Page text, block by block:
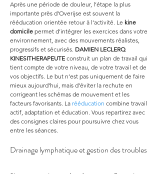
Après une période de douleur, l’étape la plus
importante près d’Overijse est souvent la
rééducation orientée retour à l’activité. Le kine
domicile permet d’intégrer les exercices dans votre
environnement, avec des mouvements réalistes,
progressifs et sécurisés. DAMIEN LECLERQ
KINESITHERAPEUTE construit un plan de travail qui
tient compte de votre niveau, de votre travail et de
vos objectifs. Le but n’est pas uniquement de faire
mieux aujourd’hui, mais d’éviter la rechute en
corrigeant les schémas de mouvement et les
facteurs favorisants. La rééducation combine travail
actif, adaptation et éducation. Vous repartirez avec
des consignes claires pour poursuivre chez vous
entre les séances.
Drainage lymphatique et gestion des troubles